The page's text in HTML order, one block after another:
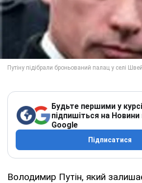
Будьте першими у
підпишіться на Новини
Google
Підписатися
Володимир Путін, який